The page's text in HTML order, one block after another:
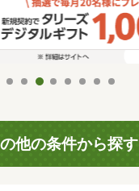
他の条件から探す